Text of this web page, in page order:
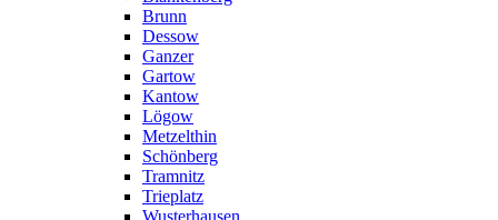
Brunn
Dessow
Ganzer
Gartow
Kantow
Lögow
Metzelthin
Schönberg
Tramnitz
Trieplatz
Wusterhausen